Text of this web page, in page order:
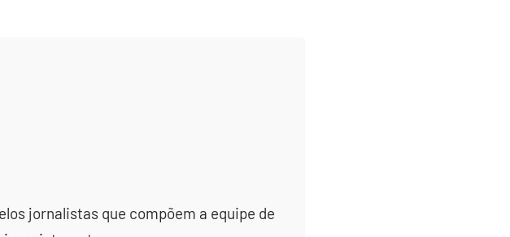
jornalistas que compõem a equipe de